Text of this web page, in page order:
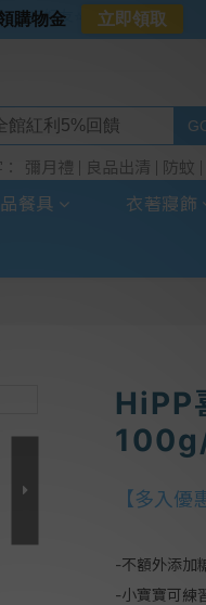
LINE好友⭐
滿$888贈霜淇淋禮物卡
彌月禮 良品出清 防蚊
餐具 衣著寢飾
HiPP
【多入
-不額外添加
-小寶寶可練
購物金 立即領取